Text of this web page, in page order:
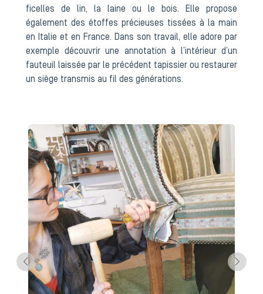
ficelles de lin, la laine ou le bois. Elle propose
également des étoffes précieuses tissées à la main
en Italie et en France. Dans son travail, elle adore par
exemple découvrir une annotation à l’intérieur d’un
fauteuil laissée par le précédent tapissier ou restaurer
un siège transmis au fil des générations.